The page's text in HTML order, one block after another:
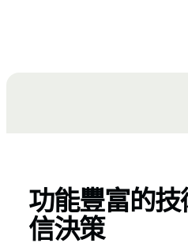
功能豐富的
信決策